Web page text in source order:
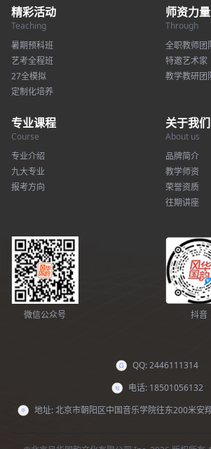
精彩活动
Teaching
暑期预科班
艺考全程班
27全模拟
定制化培养
师资力量
Through
全职教师团
特邀艺术家
教学教研团
专业课程
Course
专业介绍
九大专业
报考方向
关于我们
About us
品牌简介
教学师资
荣誉资质
往期讲座
微信公众号 抖音
QQ: 2446111314
电话: 18501056132
地址: 北京市朝阳区中国音乐学院往东200米安